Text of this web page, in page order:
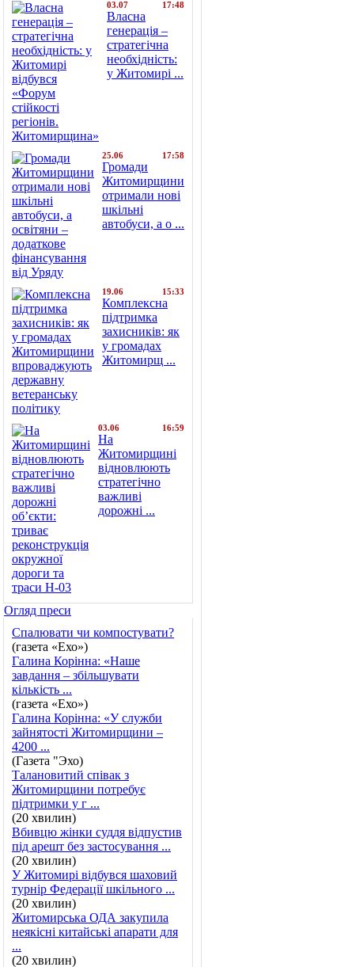
03.07 17:48
Власна
генерація –
стратегічна
необхідність:
у Житомирі ...
25.06 17:58
Громади
Житомирщини
отримали нові
шкільні
автобуси, а о ...
19.06 15:33
Комплексна
підтримка
захисників: як
у громадах
Житомирщ ...
03.06 16:59
На
Житомирщині
відновлюють
стратегічно
важливі
дорожні ...
Огляд преси
Спалювати чи компостувати?
(газета «Ехо»)
Галина Корінна: «Наше
завдання – збільшувати
кількість ...
(газета «Ехо»)
Галина Корінна: «У служби
зайнятості Житомирщини –
4200 ...
(Газета "Эхо)
Талановитий співак з
Житомирщини потребує
підтримки у г ...
(20 хвилин)
Вбивцю жінки суддя відпустив
під арешт без застосування ...
(20 хвилин)
У Житомирі відбувся шаховий
турнір Федерації шкільного ...
(20 хвилин)
Житомирська ОДА закупила
неякісні китайські апарати для
...
(20 хвилин)